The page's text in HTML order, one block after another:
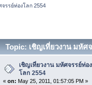
รรย์ท่องโลก 2554
Topic: เชิญเที่ยวงาน มหัศ
เชิญเที่ยวงาน มหัศจรรย์ท่อ
โลก 2554
« on: May 25, 2011, 01:57:05 PM »